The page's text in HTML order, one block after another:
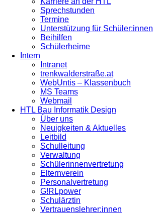
Sprechstunden
Termine
Unterstützung für Schüler:innen
Beihilfen
Schülerheime
Intern
Intranet
trenkwalderstraße.at
WebUntis – Klassenbuch
MS Teams
Webmail
HTL Bau Informatik Design
Über uns
Neuigkeiten & Aktuelles
Leitbild
Schulleitung
Verwaltung
Schülerinnenvertretung
Elternverein
Personalvertretung
G!RLpower
Schulärztin
Vertrauenslehrer:innen